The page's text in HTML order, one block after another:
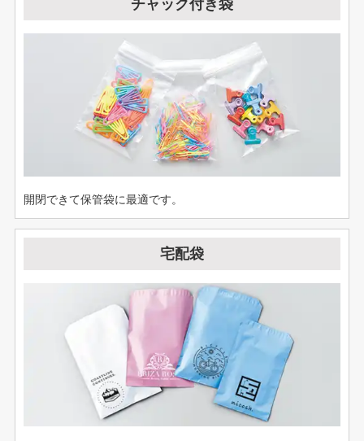
チャック付き袋
開閉できて保管袋に最適です。
宅配袋